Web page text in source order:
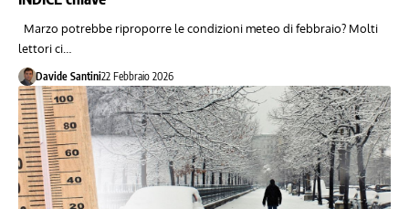
Marzo potrebbe riproporre le condizioni meteo di febbraio? Molti
lettori ci…
Davide Santini22 Febbraio 2026